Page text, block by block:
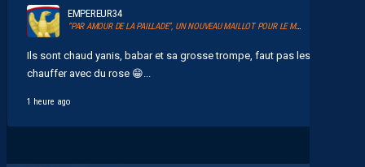
EMPEREUR34
“PAR AMOUR DE LA PAILLADE”, UN NOUVEAU MAILLOT POUR LE MHSC
Ils sont chaud yanis, babar et sa grosse trompe, faut pas les
chauffer avec du rose 😁...
1 heure ago